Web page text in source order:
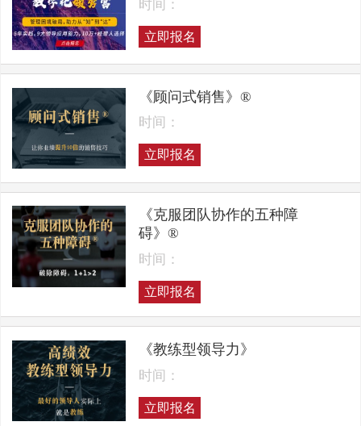
时间：
立即报名
《顾问式销售》®
时间：
立即报名
《克服团队协作的五种障
碍》®
时间：
立即报名
《教练型领导力》
时间：
立即报名